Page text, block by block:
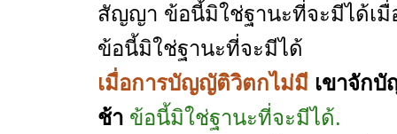
สัญญา ข้อนี้มิใช่ฐานะที่จะมีได้เ
ข้อนี้มิใช่ฐานะที่จะมีได้
เมื่อการบัญญัติวิตกไม่มี เขาจัก
ช้า ข้อนี้มิใช่ฐานะที่จะมีได้.